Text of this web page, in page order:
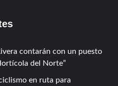
contarán con un puesto
del Norte
en ruta para